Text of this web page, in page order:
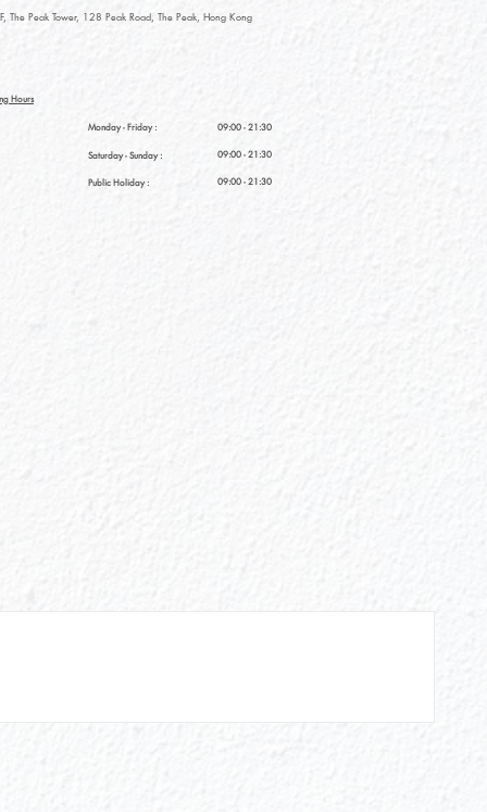
The Peak Tower, 128 Peak Road, The Peak, Hong Kong
Hours
Monday - Friday :
Saturday- Sunday :
Public Holiday :
09:00 - 21:30
09:00 - 21:30
09:00 - 21:30